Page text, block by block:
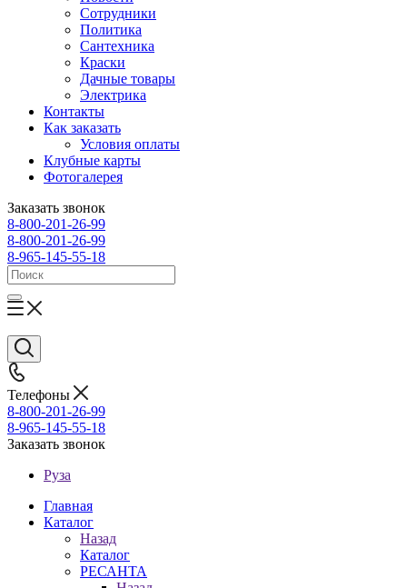
Сотрудники
Политика
Сантехника
Краски
Дачные товары
Электрика
Контакты
Как заказать
Условия оплаты
Клубные карты
Фотогалерея
Заказать звонок
8-800-201-26-99
8-800-201-26-99
8-965-145-55-18
Телефоны
8-800-201-26-99
8-965-145-55-18
Заказать звонок
Руза
Главная
Каталог
Назад
Каталог
РЕСАНТА